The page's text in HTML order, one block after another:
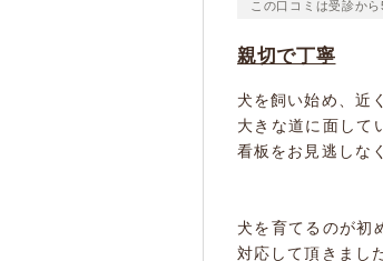
この口コミは受診か
親切で丁寧
犬を飼い始め、近
大きな道に面して
看板をお見逃しな
犬を育てるのが初
対応して頂きまし